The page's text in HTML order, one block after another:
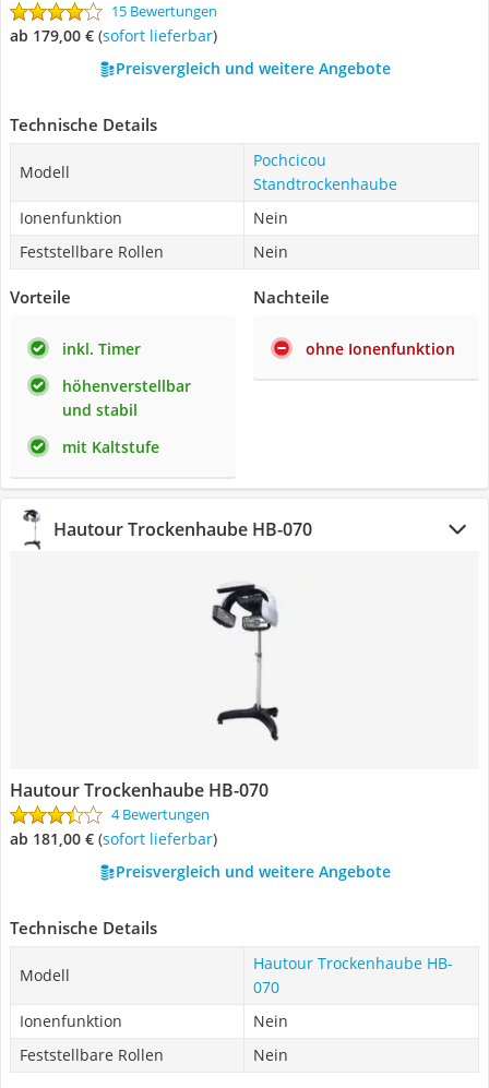
15 Bewertungen
ab 179,00 € ( Sofort lieferbar)
Preisvergleich und weitere Angebote
Technische Details
Modell
Pochcicou
Standtrockenhaube
Ionenfunktion
Nein
Feststellbare Rollen
Nein
Vorteile
inkl. Timer
höhenverstellbar
und stabil
mit Kaltstufe
Nachteile
ohne Ionenfunktion
Hautour Trockenhaube HB-070
Hautour Trockenhaube HB-070
4 Bewertungen
ab 181,00 € ( Sofort lieferbar)
Preisvergleich und weitere Angebote
Technische Details
Modell
Hautour Trockenhaube HB-
070
Ionenfunktion
Nein
Feststellbare Rollen
Nein